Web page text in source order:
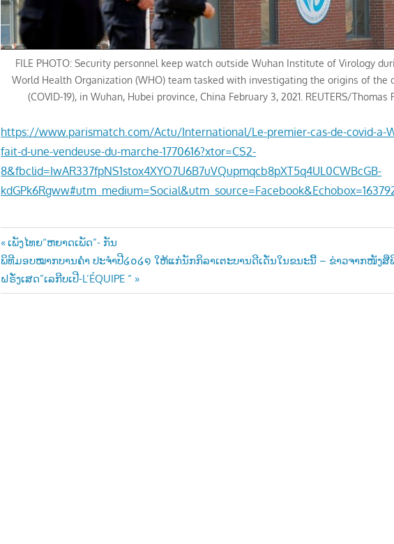
FILE PHOTO: Security personnel keep watch outside Wuhan Institute of Virology
World Health Organization (WHO) team tasked with investigating the origins of the
(COVID-19), in Wuhan, Hubei province, China February 3, 2021. REUTERS/
https://www.parismatch.com/Actu/International/Le-premier-cas-de-covid-a-
fait-d-une-vendeuse-du-marche-1770616?xtor=CS2-
8&fbclid=IwAR337fpNS1stox4XYO7U6B7uVQupmqcb8pXT5q4UL0CWBcGB-
Post
navigation
Previous
Post:
ເພັງໄທຍ“ຫຍາດເພັດ”- ກັນ
Next
Post:
ພິທີມອບໝາກບານຄຳ ປະຈຳປີ໒໐໒໑ ໃຫ້ແກ່ນັກກິລາເຕະບານດີເດັ່ນໃນຂນະນີ້ – ຂ່າວຈາກໜັງສື
ຝຣັ່ງເສດ”ເລກີບເປີ-L’ÉQUIPE “